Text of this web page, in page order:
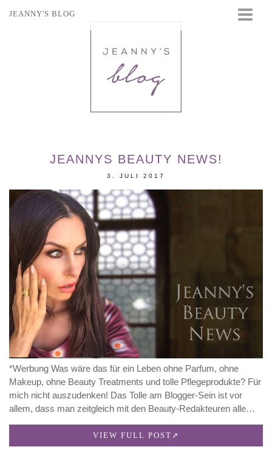
JEANNY'S BLOG
JEANNYS BEAUTY NEWS!
3. JULI 2017
*Werbung Was wäre das für ein Leben ohne Parfum, ohne
Makeup, ohne Beauty Treatments und tolle Pflegeprodukte? Für
mich nicht auszudenken! Das Tolle am Blogger-Sein ist vor
allem, dass man zeitgleich mit den Beauty-Redakteuren alle…
VIEW FULL POST